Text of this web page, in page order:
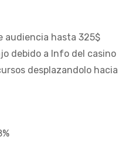
audiencia hasta 325$
debido a Info del casino
desplazandolo hacia